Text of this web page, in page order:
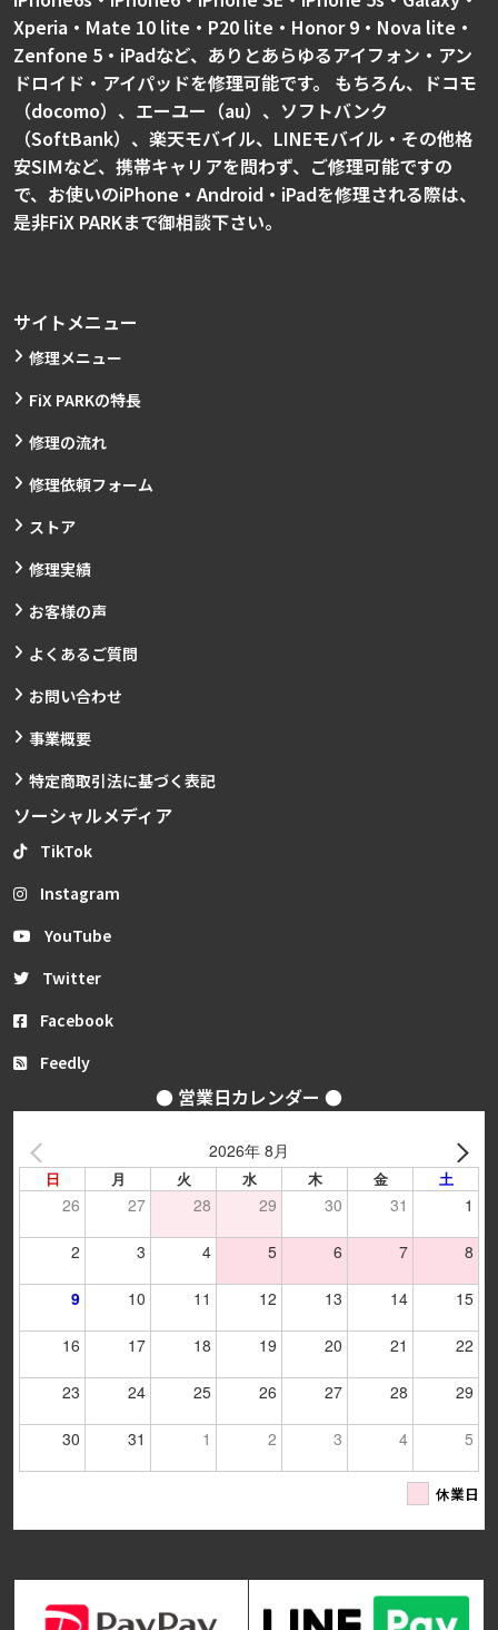
Xperia・Mate 10 lite・P20 lite・Honor 9・Nova lite・
Zenfone 5・iPadなど、ありとあらゆるアイフォン・アン
ドロイド・アイパッドを修理可能です。 もちろん、ドコモ
（docomo）、エーユー（au）、ソフトバンク
（SoftBank）、楽天モバイル、LINEモバイル・その他格
安SIMなど、携帯キャリアを問わず、ご修理可能ですの
で、お使いのiPhone・Android・iPadを修理される際は、
是非FiX PARKまで御相談下さい。
サイトメニュー
修理メニュー
FiX PARKの特長
修理の流れ
修理依頼フォーム
ストア
修理実績
お客様の声
よくあるご質問
お問い合わせ
事業概要
特定商取引法に基づく表記
ソーシャルメディア
TikTok
Instagram
YouTube
Twitter
Facebook
Feedly
● 営業日カレンダー ●
2026年 8月
日 月 火 水 木 金 土
26 27 28 29 30 31 1
2 3 4 5 6 7 8
9 10 11 12 13 14 15
16 17 18 19 20 21 22
23 24 25 26 27 28 29
30 31 1 2 3 4 5
休業日